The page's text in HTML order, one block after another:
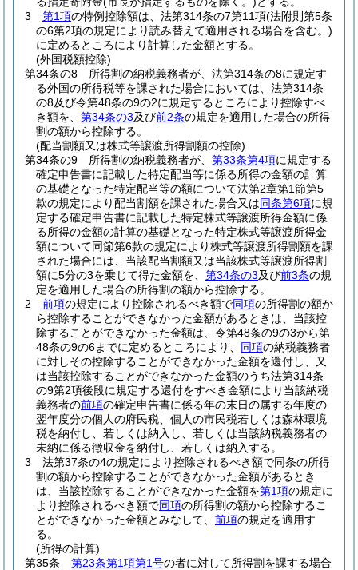
3
第1項の特例控除額は、法第314条の7第11項(法附則第5条
の6第2項の規定により読み替えて適用される場合を含む。)
に定めるところにより計算した金額とする。
(外国税額控除)
第34条の8
所得割の納税義務者が、法第314条の8に規定す
る外国の所得税等を課された場合においては、法第314条
の8及び令第48条の9の2に規定するところにより控除すべ
き額を、 第34条の3及び前2条の規定を適用した場合の所得
割の額から控除する。
(配当割額又は株式等譲渡所得割額の控除)
第34条の9
所得割の納税義務者が、 第33条第4項に規定する
確定申告書に記載した特定配当等に係る所得の金額の計算
の基礎となった特定配当等の額について法第2章第1節第5
款の規定により配当割額を課された場合又は同条第6項に規
定する確定申告書に記載した特定株式等譲渡所得金額に係
る所得の金額の計算の基礎となった特定株式等譲渡所得金
額について同節第6款の規定により株式等譲渡所得割額を課
された場合には、当該配当割額又は当該株式等譲渡所得割
額に5分の3を乗じて得た金額を、 第34条の3及び前3条の規
定を適用した場合の所得割の額から控除する。
2
前項の規定により控除されるべき額で同項の所得割の額か
ら控除することができなかった金額があるときは、当該控
除することができなかった金額は、令第48条の9の3から第
48条の9の6までに定めるところにより、 同項の納税義務者
に対しその控除することができなかった金額を還付し、又
は当該控除することができなかった金額のうち法第314条
の9第2項後段に規定する還付をすべき金額により当該納税
義務者の前項の確定申告書に係る年の末日の属する年度の
翌年度分の個人の府民税、個人の市民税若しくは森林環境
税を納付し、若しくは納入し、若しくは当該納税義務者の
未納に係る徴収金を納付し、若しくは納入する。
3
法第37条の4の規定により控除されるべき額で同条の所得
割の額から控除することができなかった金額があるとき
は、当該控除することができなかった金額を第1項の規定に
より控除されるべき額で同項の所得割の額から控除するこ
とができなかった金額とみなして、 前項の規定を適用す
る。
(所得の計算)
第35条
第23条第1項第1号の者に対して所得割を課する場合